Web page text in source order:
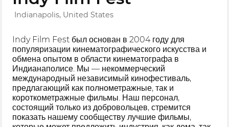
Indianapolis, United States
Indy Film Fest был основан в 2004 году для
популяризации кинематографического искусства и
обмена опытом в области кинематографа в
Индианаполисе. Мы — некоммерческий
международный независимый кинофестиваль,
предлагающий как полнометражные, так и
короткометражные фильмы. Наш персонал,
состоящий только из добровольцев, стремится
показать нашему сообществу лучшие фильмы,